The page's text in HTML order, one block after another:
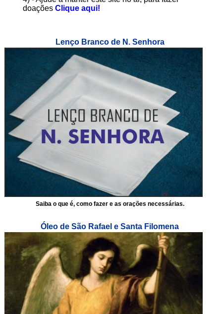
doações Clique aqui!
Lenço Branco de N. Senhora
Saiba o que é, como fazer e as orações necessárias.
Óleo de São Rafael e Santa Filomena